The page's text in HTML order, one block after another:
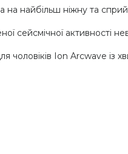
на найбільш ніжну та
сейсмічної активності
Ion Arcwave із